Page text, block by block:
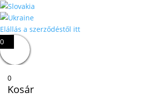
Elállás a szerződéstől itt
0
0
Kosár